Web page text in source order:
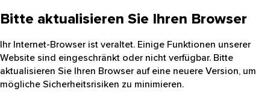
Bitte aktualisieren Sie Ihren Browser
Ihr Internet-Browser ist veraltet. Einige Funktionen unserer
Website sind eingeschränkt oder nicht verfügbar. Bitte
aktualisieren Sie Ihren Browser auf eine neuere Version, um
mögliche Sicherheitsrisiken zu minimieren.